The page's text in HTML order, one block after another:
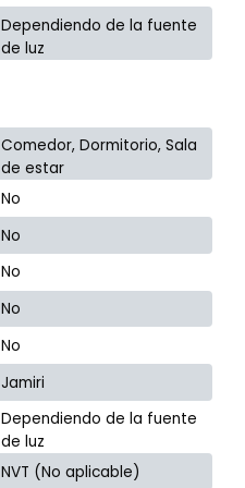
Dependiendo de la fuente
de luz
Comedor, Dormitorio, Sala
de estar
No
No
No
No
No
Jamiri
Dependiendo de la fuente
de luz
NVT (No aplicable)